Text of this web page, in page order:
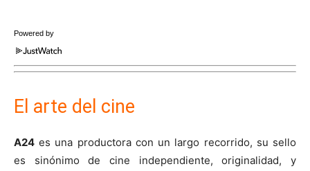
Powered by
El arte del cine
A24 es una productora con un largo recorrido, su sello
es sinónimo de cine independiente, originalidad, y